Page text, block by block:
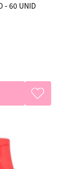
- 60 UNID